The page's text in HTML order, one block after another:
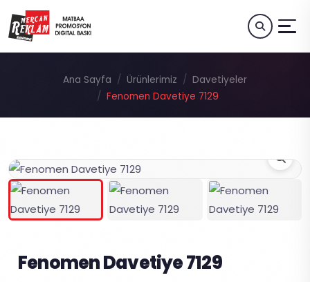
Ana Sayfa Ürünlerimiz
Davetiyeler
Fenomen Davetiye 7129
Fenomen Davetiye 7129